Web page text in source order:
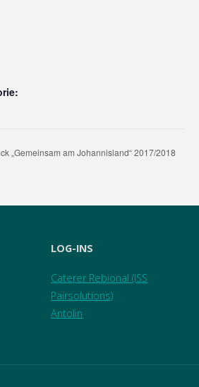
„Gemeinsam am Johannisland“ 2017/2018
LOG-INS
Caterer Rebional (ISS
Pairsolutions)
Antolin